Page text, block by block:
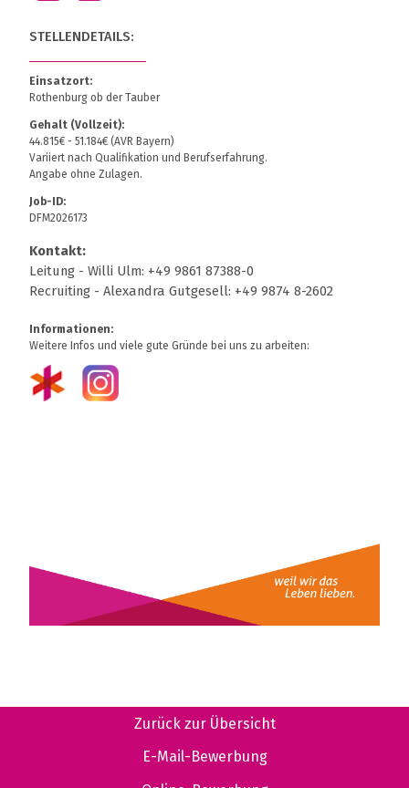
STELLENDETAILS:
Einsatzort:
Rothenburg ob der Tauber
Gehalt (Vollzeit):
44.815€ - 51.184€ (AVR Bayern)
Variiert nach Qualifikation und Berufserfahrung.
Angabe ohne Zulagen.
Job-ID:
DFM2026173
Kontakt:
Leitung - Willi Ulm: +49 9861 87388-0
Recruiting - Alexandra Gutgesell: +49 9874 8-2602
Informationen:
Weitere Infos und viele gute Gründe bei uns zu arbeiten:
Zurück zur Übersicht
E-Mail-Bewerbung